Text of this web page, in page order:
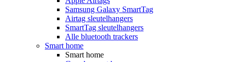
Samsung Galaxy SmartTag
Airtag sleutelhangers
SmartTag sleutelhangers
Alle bluetooth trackers
Smart home
Smart home